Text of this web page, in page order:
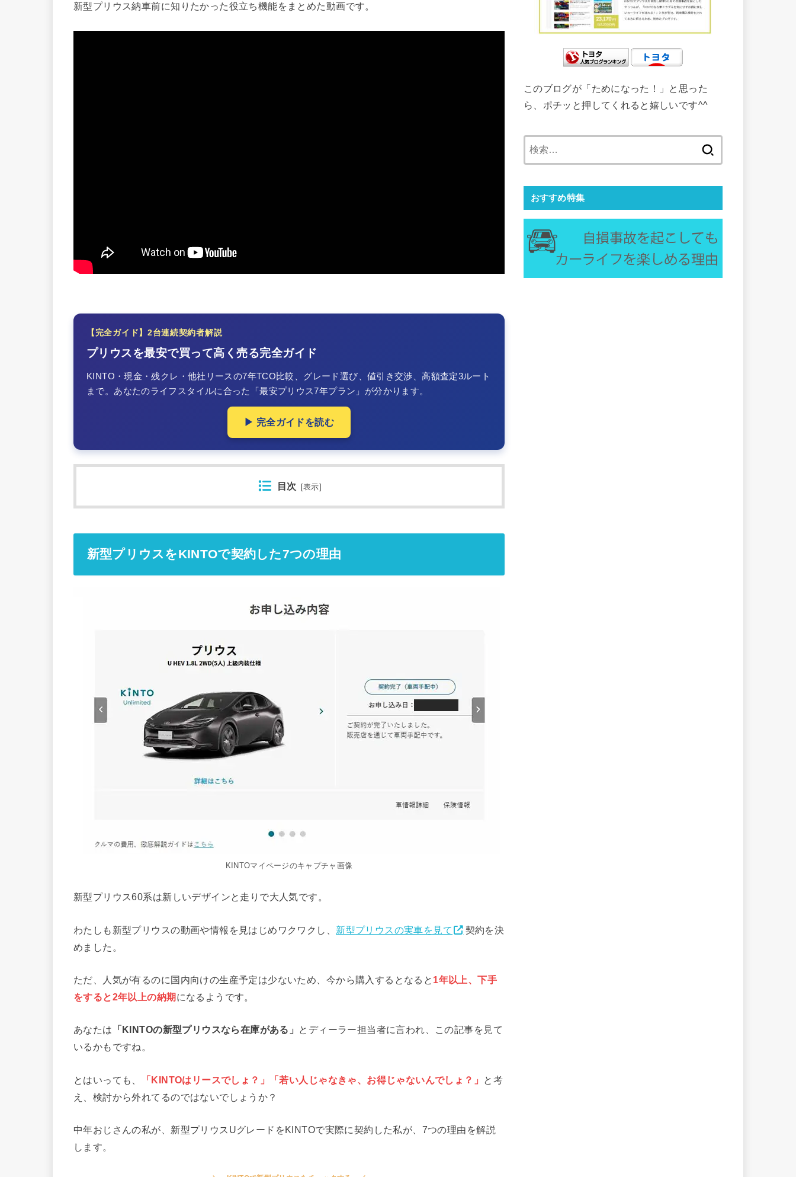
新型プリウス納車前に知りたかった役立ち機能をまとめた動画です。
【完全ガイド】2台連続契約者解説
プリウスを最安で買って高く売る完全ガイド
KINTO・現金・残クレ・他社リースの7年TCO比較、グレード選び、値引き交渉、高額査定3ルート
まで。あなたのライフスタイルに合った「最安プリウス7年プラン」が分かります。
▶ 完全ガイドを読む
目次 [表示
新型プリウスをKINTOで契約した7つの理由
KINTOマイページのキャプチャ画像
新型プリウス60系は新しいデザインと走りで大人気です。
わたしも新型プリウスの動画や情報を見はじめワクワクし、 新型プリウスの実車を見て
契約を決
めました。
ただ、人気が有るのに国内向けの生産予定は少ないため、今から購入するとなると 1年以上、下手
をすると2年以上の納期になるようです。
あなたは 「KINTOの新型プリウスなら在庫がある」 とディーラー担当者に言われ、この記事を見て
いるかもですね。
とはいっても、 「KINTOはリースでしょ？」「若い人じゃなきゃ、お得じゃないんでしょ？」
と考
え、検討から外れてるのではないでしょうか？
中年おじさんの私が、新型プリウスUグレードをKINTOで実際に契約した私が、7つの理由を解説
します。
このブログが「ためになった！」と思った
ら、ポチッと押してくれると嬉しいです^^
おすすめ特集